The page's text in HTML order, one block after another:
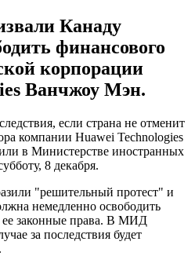
Канаду
финансового
корпорации
Ванчжоу Мэн.
если страна не отменит
компании Huawei Technologies
в Министерстве иностранных
8 декабря.
"решительный протест" и
немедленно освободить
ее законные права. В МИД
за последствия будет